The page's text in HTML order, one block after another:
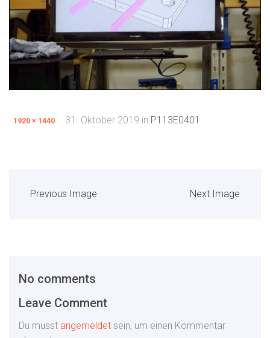
1920 × 1440 31. Oktober 2019 in P113E0401
Previous Image Next Image
No comments
Leave Comment
Du musst angemeldet sein, um einen Kommentar